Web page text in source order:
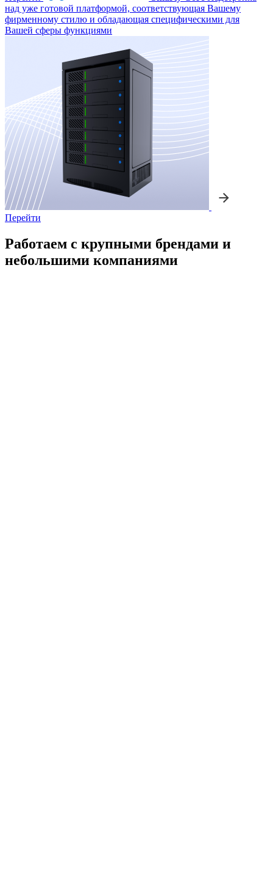
над уже готовой платформой, соответствующая Вашему
фирменному стилю и обладающая специфическими для
Вашей сферы функциями
Перейти
Работаем с крупными брендами и
небольшими компаниями